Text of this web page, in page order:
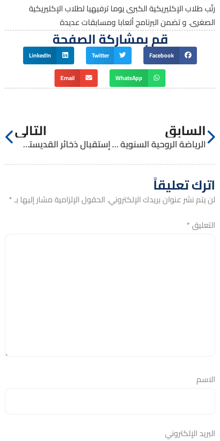
رتّب طلاب الإكليريكية الكبرى يوما ترفيهيا لطلاب الإكليريكية
الصغرى. و تضمن البرنامج ألعابا ومسابقات عديدة
قم بمشاركة الصفحة
Facebook
Twitter
LinkedIn
WhatsApp
Email
السابق
الرياضة الروحية السنوية لطلاب الإكليريكية الكبرى
التالي
إستقبال ذخائر القديستين ماري ألفونسين ومريم ليسوع المصلوب
اترك تعليقاً
لن يتم نشر عنوان بريدك الإلكتروني. الحقول الإلزامية مشار إليها بـ*
التعليق*
الاسم
البريد الإلكتروني